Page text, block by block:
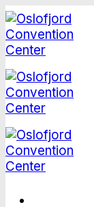
Skip
to
content